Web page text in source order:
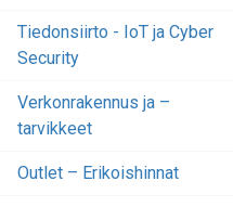
Tiedonsiirto - IoT ja Cyber
Security
Verkonrakennus ja –
tarvikkeet
Outlet – Erikoishinnat